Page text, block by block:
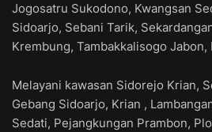
Jogosatru Sukodono, Kwangsan
Sidoarjo, Sebani Tarik,
Krembung, Tambakkalisogo Jabon,
Melayani kawasan Sidorejo Krian,
Gebang Sidoarjo, Krian ,
Sedati, Pejangkungan Prambon,